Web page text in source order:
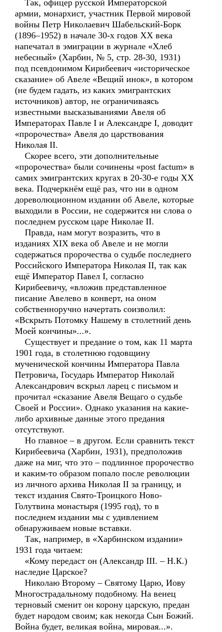
Так, офицер русской Императорской
армии, монархист, участник Первой мировой
войны Петр Николаевич Шабельский-Борк
(1896–1952) в начале 30-х годов ХХ века
напечатал в эмиграции в журнале «Хлеб
небесный» (Харбин, № 5, стр. 28-30, 1931)
под псевдонимом Кирибеевич «историческое
сказание» об Авеле «Вещий инок», в котором
(не будем гадать, из каких эмигрантских
источников) автор, не ограничиваясь
известными высказываниями Авеля об
Императорах Павле I и Александре I, доводит
«пророчества» Авеля до царствования
Николая II.
Скорее всего, эти дополнительные
«пророчества» были сочинены «post factum» в
самих эмигрантских кругах в 20-30-е годы ХХ
века. Подчеркнём ещё раз, что ни в одном
дореволюционном издании об Авеле, которые
выходили в России, не содержится ни слова о
последнем русском царе Николае II.
Правда, нам могут возразить, что в
изданиях XIX века об Авеле и не могли
содержаться пророчества о судьбе последнего
Российского Императора Николая II, так как
ещё Император Павел I, согласно
Кирибеевичу, «вложив представленное
писание Авелево в конверт, на оном
собственноручно начертать соизволил:
«Вскрыть Потомку Нашему в столетний день
Моей кончины»...».
Существует и предание о том, как 11 марта
1901 года, в столетнюю годовщину
мученической кончины Императора Павла
Петровича, Государь Император Николай
Александрович вскрыл ларец с письмом и
прочитал «сказание Авеля Вещаго о судьбе
Своей и России». Однако указания на какие-
либо архивные данные этого предания
отсутствуют.
Но главное – в другом. Если сравнить текст
Кирибеевича (Харбин, 1931), предположив
даже на миг, что это – подлинное пророчество
и каким-то образом попало после революции
из личного архива Николая II за границу, и
текст издания Свято-Троицкого Ново-
Голутвина монастыря (1995 год), то в
последнем издании мы с удивлением
обнаруживаем новые вставки.
Так, например, в «Харбинском издании»
1931 года читаем:
«Кому передаст он (Александр III. – Н.К.)
наследие Царское?
Николаю Второму – Святому Царю, Иову
Многострадальному подобному. На венец
терновый сменит он корону царскую, предан
будет народом своим; как некогда Сын Божий.
Война будет, великая война, мировая...».